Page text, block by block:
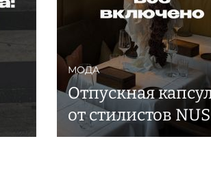
МОДА
Отпускная
от стилистов